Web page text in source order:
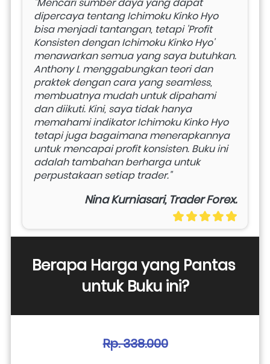
dipercaya tentang Ichimoku Kinko Hyo
bisa menjadi tantangan, tetapi 'Profit
Konsisten dengan Ichimoku Kinko Hyo'
menawarkan semua yang saya butuhkan.
Anthony L menggabungkan teori dan
praktek dengan cara yang seamless,
membuatnya mudah untuk dipahami
dan diikuti. Kini, saya tidak hanya
memahami indikator Ichimoku Kinko Hyo
tetapi juga bagaimana menerapkannya
untuk mencapai profit konsisten. Buku ini
adalah tambahan berharga untuk
perpustakaan setiap trader."
Nina Kurniasari, Trader Forex.
Berapa Harga yang Pantas
untuk Buku ini?
Rp. 338.000